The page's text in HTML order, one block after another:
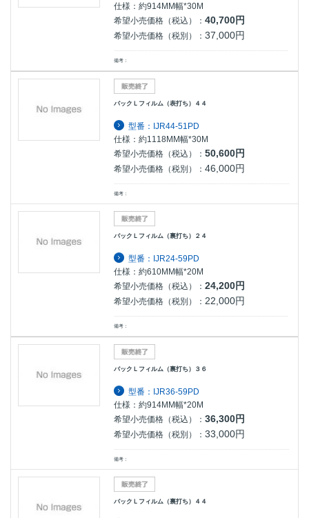
仕様：約914MM幅*30M
希望小売価格（税込）： 40,700円
希望小売価格（税別）： 37,000円
備考：
バックＬフィルム（表打ち）４４
型番：IJR44-51PD
仕様：約1118MM幅*30M
希望小売価格（税込）：50,600円
希望小売価格（税別）：46,000円
備考：
バックＬフィルム（裏打ち）２４
型番：IJR24-59PD
仕様：約610MM幅*20M
希望小売価格（税込）： 24,200円
希望小売価格（税別）： 22,000円
備考：
バックＬフィルム（裏打ち）３６
型番：IJR36-59PD
仕様：約914MM幅*20M
希望小売価格（税込）：36,300円
希望小売価格（税別）：33,000円
備考：
バックＬフィルム（裏打ち）４４